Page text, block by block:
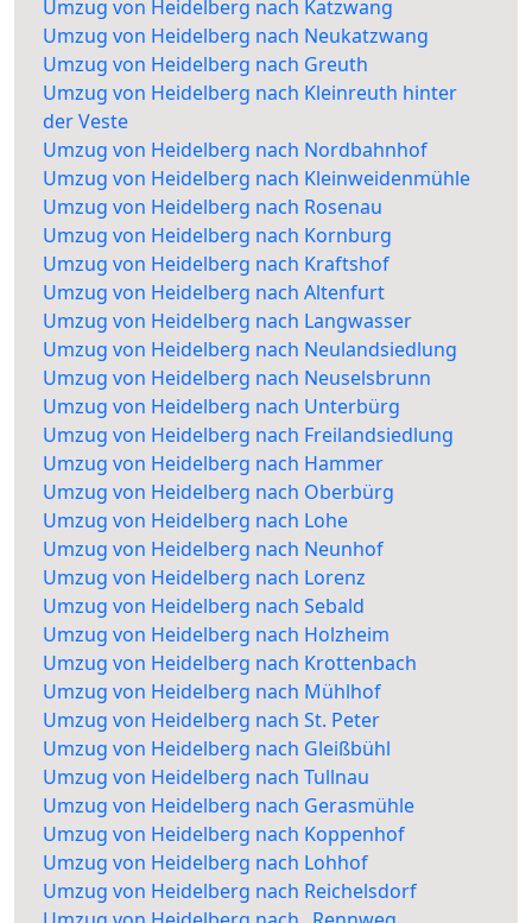
Umzug von Heidelberg nach Katzwang
Umzug von Heidelberg nach Neukatzwang
Umzug von Heidelberg nach Greuth
Umzug von Heidelberg nach Kleinreuth hinter
der Veste
Umzug von Heidelberg nach Nordbahnhof
Umzug von Heidelberg nach Kleinweidenmühle
Umzug von Heidelberg nach Rosenau
Umzug von Heidelberg nach Kornburg
Umzug von Heidelberg nach Kraftshof
Umzug von Heidelberg nach Altenfurt
Umzug von Heidelberg nach Langwasser
Umzug von Heidelberg nach Neulandsiedlung
Umzug von Heidelberg nach Neuselsbrunn
Umzug von Heidelberg nach Unterbürg
Umzug von Heidelberg nach Freilandsiedlung
Umzug von Heidelberg nach Hammer
Umzug von Heidelberg nach Oberbürg
Umzug von Heidelberg nach Lohe
Umzug von Heidelberg nach Neunhof
Umzug von Heidelberg nach Lorenz
Umzug von Heidelberg nach Sebald
Umzug von Heidelberg nach Holzheim
Umzug von Heidelberg nach Krottenbach
Umzug von Heidelberg nach Mühlhof
Umzug von Heidelberg nach St. Peter
Umzug von Heidelberg nach Gleißbühl
Umzug von Heidelberg nach Tullnau
Umzug von Heidelberg nach Gerasmühle
Umzug von Heidelberg nach Koppenhof
Umzug von Heidelberg nach Lohhof
Umzug von Heidelberg nach Reichelsdorf